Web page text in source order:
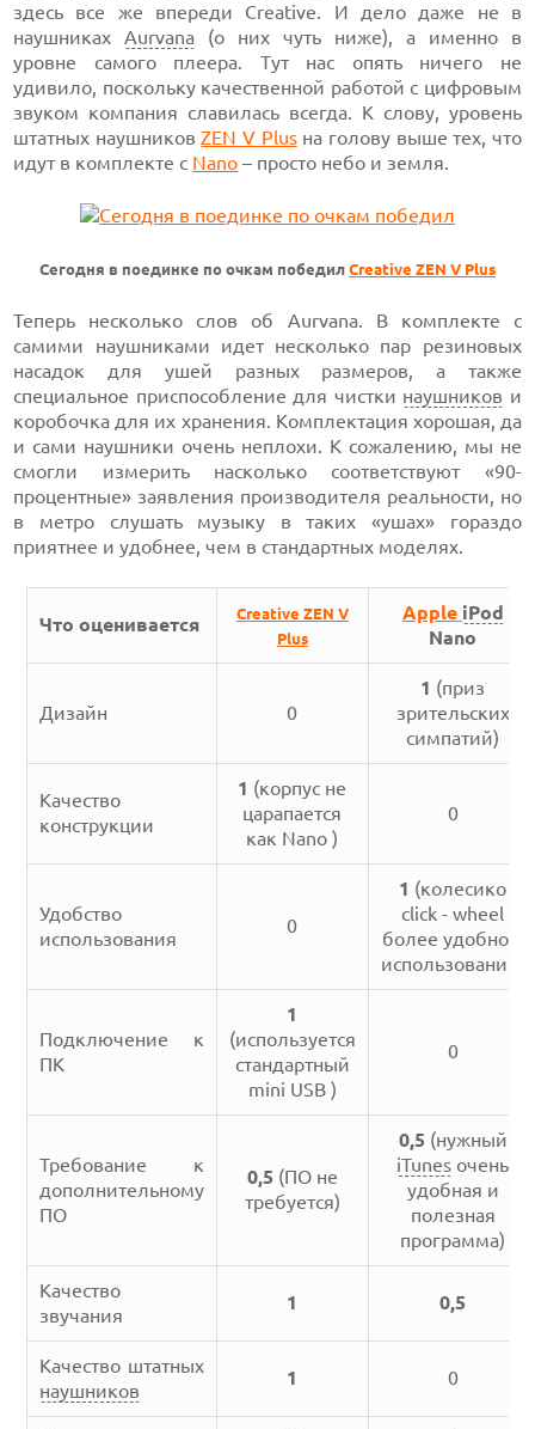
здесь все же впереди Creative. И дело даже не в
наушникахAurvana (о них чуть ниже), а именно в
уровне самого плеера. Тут нас опять ничего не
удивило, поскольку качественной работой с цифровым
звуком компания славилась всегда. К слову, уровень
штатных наушниковZEN V Plusна голову выше тех, что
идут в комплекте с Nano – просто небо и земля.
Сегодня в поединке по очкам победил Creative ZEN V Plus
Теперь несколько слов об Aurvana. В комплекте с
самими наушниками идет несколько пар резиновых
насадок для ушей разных размеров, а также
специальное приспособление для чистки наушников и
коробочка для их хранения. Комплектация хорошая, да
и сами наушники очень неплохи. К сожалению, мы не
смогли измерить насколько соответствуют «90-
процентные» заявления производителя реальности, но
в метро слушать музыку в таких «ушах» гораздо
приятнее и удобнее, чем в стандартных моделях.
Что оценивается
Creative ZEN V
Plus
Apple iPod
Nano
Дизайн 0
1 (приз
зрительских
симпатий)
Качество
конструкции
1 (корпус не
царапается
как Nano )
0
Удобство
использования
0
1 (колесико
click - wheel
более удобно в
использовании)
Подключение к
ПК
1
(используется
стандартный
mini USB )
0
Требование к
дополнительному
ПО
0,5 (ПО не
требуется)
0,5 (нужный
iTunes очень
удобная и
полезная
программа)
Качество
звучания
1 0,5
Качество штатных
наушников
1 0